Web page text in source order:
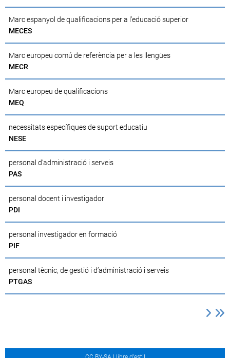
Marc espanyol de qualificacions per a l’educació superior
MECES
Marc europeu comú de referència per a les llengües
MECR
Marc europeu de qualificacions
MEQ
necessitats específiques de suport educatiu
NESE
personal d’administració i serveis
PAS
personal docent i investigador
PDI
personal investigador en formació
PIF
personal tècnic, de gestió i d’administració i serveis
PTGAS